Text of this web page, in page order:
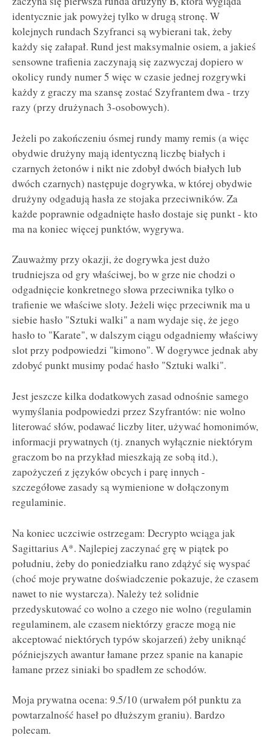
identycznie jak powyżej tylko w drugą stronę. W
kolejnych rundach Szyfranci są wybierani tak, żeby
każdy się załapał. Rund jest maksymalnie osiem, a jakieś
sensowne trafienia zaczynają się zazwyczaj dopiero w
okolicy rundy numer 5 więc w czasie jednej rozgrywki
każdy z graczy ma szansę zostać Szyfrantem dwa - trzy
razy (przy drużynach 3-osobowych).
Jeżeli po zakończeniu ósmej rundy mamy remis (a więc
obydwie drużyny mają identyczną liczbę białych i
czarnych żetonów i nikt nie zdobył dwóch białych lub
dwóch czarnych) następuje dogrywka, w której obydwie
drużyny odgadują hasła ze stojaka przeciwników. Za
każde poprawnie odgadnięte hasło dostaje się punkt - kto
ma na koniec więcej punktów, wygrywa.
Zauważmy przy okazji, że dogrywka jest dużo
trudniejsza od gry właściwej, bo w grze nie chodzi o
odgadnięcie konkretnego słowa przeciwnika tylko o
trafienie we właściwe sloty. Jeżeli więc przeciwnik ma u
siebie hasło "Sztuki walki" a nam wydaje się, że jego
hasło to "Karate", w dalszym ciągu odgadniemy właściwy
slot przy podpowiedzi "kimono". W dogrywce jednak aby
zdobyć punkt musimy podać hasło "Sztuki walki".
Jest jeszcze kilka dodatkowych zasad odnośnie samego
wymyślania podpowiedzi przez Szyfrantów: nie wolno
literować słów, podawać liczby liter, używać homonimów,
informacji prywatnych (tj. znanych wyłącznie niektórym
graczom bo na przykład mieszkają ze sobą itd.),
zapożyczeń z języków obcych i parę innych -
szczegółowe zasady są wymienione w dołączonym
regulaminie.
Na koniec uczciwie ostrzegam: Decrypto wciąga jak
Sagittarius A*. Najlepiej zaczynać grę w piątek po
południu, żeby do poniedziałku rano zdążyć się wyspać
(choć moje prywatne doświadczenie pokazuje, że czasem
nawet to nie wystarcza). Należy też solidnie
przedyskutować co wolno a czego nie wolno (regulamin
regulaminem, ale czasem niektórzy gracze mogą nie
akceptować niektórych typów skojarzeń) żeby uniknąć
późniejszych awantur łamane przez spanie na kanapie
łamane przez siniaki bo spadłem ze schodów.
Moja prywatna ocena: 9.5/10 (urwałem pół punktu za
powtarzalność haseł po dłuższym graniu). Bardzo
polecam.